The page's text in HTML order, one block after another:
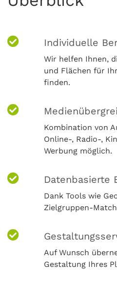
Individuelle
Wir helfen Ihnen,
und Flächen für
finden.
Kombination von
Online-, Radio-,
Werbung möglich.
Datenbasierte
Dank Tools wie
Zielgruppen-
Auf Wunsch
Gestaltung Ihres